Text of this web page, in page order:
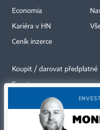
Economia
Kariéra v HN
Ceník inzerce
Koupit / darovat předplatné
Eventy
Newslettery
RSS kanály